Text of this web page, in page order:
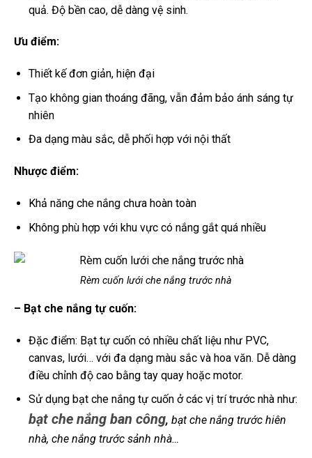
quả. Độ bền cao, dễ dàng vệ sinh.
Ưu điểm:
Thiết kế đơn giản, hiện đại
Tạo không gian thoáng đãng, vẫn đảm bảo ánh sáng tự
nhiên
Đa dạng màu sắc, dễ phối hợp với nội thất
Nhược điểm:
Khả năng che nắng chưa hoàn toàn
Không phù hợp với khu vực có nắng gắt quá nhiều
Rèm cuốn lưới che nắng trước nhà
– Bạt che nắng tự cuốn:
Đặc điểm: Bạt tự cuốn có nhiều chất liệu như PVC,
canvas, lưới… với đa dạng màu sắc và hoa văn. Dễ dàng
điều chỉnh độ cao bằng tay quay hoặc motor.
Sử dụng bạt che nắng tự cuốn ở các vị trí trước nhà như:
bạt che nắng ban công, bạt che nắng trước hiên
nhà, che nắng trước sảnh nhà…